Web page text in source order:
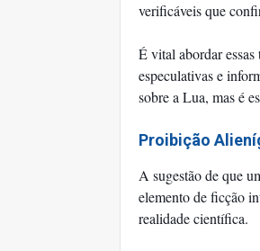
verificáveis que
É vital abordar
especulativas e
sobre a Lua, mas é
Proibição
A sugestão de que
elemento de ficção
realidade científica.